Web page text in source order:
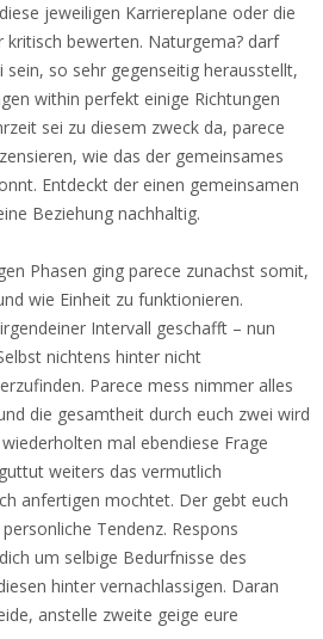
jeweiligen Karriereplane oder die
kritisch bewerten. Naturgema? darf
sein, so sehr gegenseitig herausstellt,
within perfekt einige Richtungen
sei zu diesem zweck da, parece
wie das der gemeinsames
Entdeckt der einen gemeinsamen
Beziehung nachhaltig.
Phasen ging parece zunachst somit,
wie Einheit zu funktionieren.
Intervall geschafft – nun
nichtens hinter nicht
Parece mess nimmer alles
die gesamtheit durch euch zwei wird
mal ebendiese Frage
weiters das vermutlich
anfertigen mochtet. Der gebt euch
Tendenz. Respons
um selbige Bedurfnisse des
hinter vernachlassigen. Daran
anstelle zweite geige eure